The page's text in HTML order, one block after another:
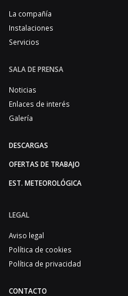
La compañía
Instalaciones
Servicios
SALA DE PRENSA
Noticias
Enlaces de interés
Galería
DESCARGAS
OFERTAS DE TRABAJO
EST. METEOROLÓGICA
LEGAL
Aviso legal
Política de cookies
Política de privacidad
CONTACTO